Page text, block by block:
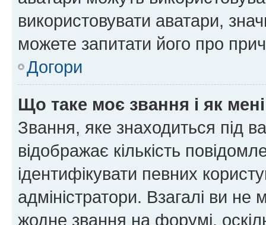
використовувати аватари,
можете запитати його про
Догори
Що таке моє звання і як
Звання, яке знаходиться під
відображає кількість
ідентифікувати певних
адміністратори. Взагалі ви
жодне звання на форумі,